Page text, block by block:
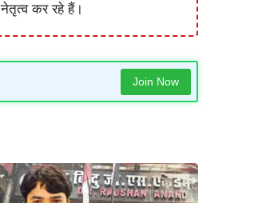
कर रहे हैं।
Join Now